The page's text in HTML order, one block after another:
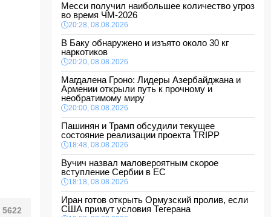
5622
Месси получил наибольшее количество угроз
во время ЧМ-2026
20:28, 08.08.2026
В Баку обнаружено и изъято около 30 кг
наркотиков
20:20, 08.08.2026
Магдалена Гроно: Лидеры Азербайджана и
Армении открыли путь к прочному и
необратимому миру
20:00, 08.08.2026
Пашинян и Трамп обсудили текущее
состояние реализации проекта TRIPP
18:48, 08.08.2026
Вучич назвал маловероятным скорое
вступление Сербии в ЕС
18:18, 08.08.2026
Иран готов открыть Ормузский пролив, если
США примут условия Тегерана